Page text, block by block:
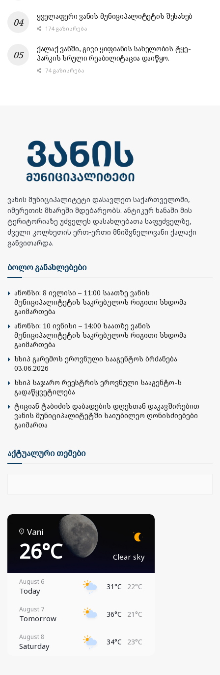
ყველაფერი ვანის მუნიციპალიტეტის შესახებ
174 ᲒᲐᲖᲘᲐᲠᲔᲑᲐ
ქალაქ ვანში, გივი ყიფიანის სახელობის ტყე-
პარკის სრული რეაბილიტაცია დაიწყო.
74 ᲒᲐᲖᲘᲐᲠᲔᲑᲐ
ვანის მუნიციპალიტეტი დასავლეთ საქართველოში,
იმერეთის მხარეში მდებარეობს. ანტიკურ ხანაში მის
ტერიტორიაზე უძველეს დასახლებათა საფუძველზე,
ძველი კოლხეთის ერთ-ერთი მნიშვნელოვანი ქალაქი
განვითარდა.
ბოლო განახლებები
ანონსი: 8 ივლისი – 11:00 საათზე ვანის
მუნიციპალიტეტის საკრებულოს რიგითი სხდომა
გაიმართება
ანონსი: 10 ივნისი – 14:00 საათზე ვანის
მუნიციპალიტეტის საკრებულოს რიგითი სხდომა
გაიმართება
სსიპ გარემოს ეროვნული სააგენტოს ბრძანება
03.06.2026
სსიპ საჯარო რეესტრის ეროვნული სააგენტო-ს
გადაწყვეტილება
ტიციან ტაბიძის დაბადების დღესთან დაკავშირებით
ვანის მუნიციპალიტეტში საიუბილეო ღონისძიებები
გაიმართა
აქტუალური თემები
Vani
26°C Clear sky
August 6
Today 31°C 22°C
August 7
Tomorrow 36°C 21°C
August 8
Saturday 34°C 23°C